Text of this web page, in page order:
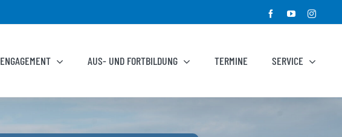
FacebookYouTube
ENGAGEMENT AUS- UND FORTBILDUNG TERMINE SERVICE